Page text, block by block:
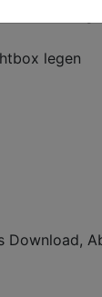
desto
legen
Download,